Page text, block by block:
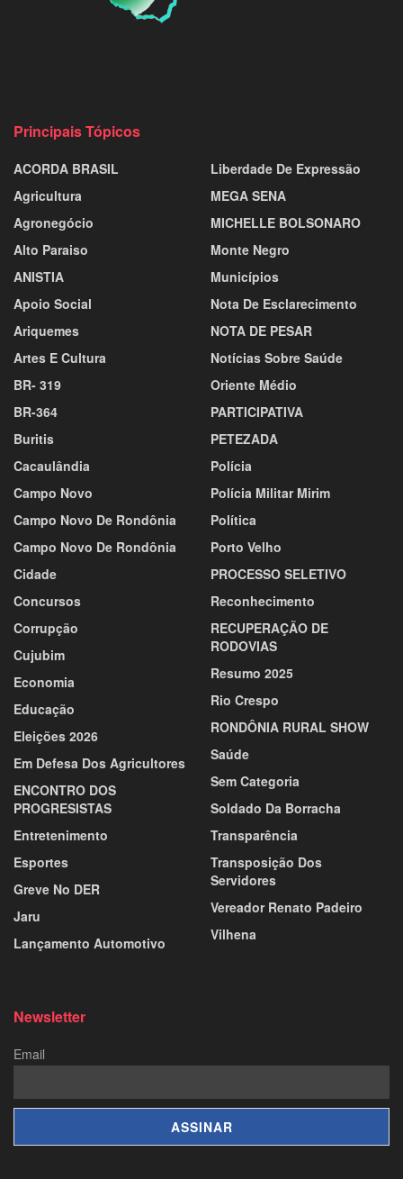
Principais Tópicos
ACORDA BRASIL
Agricultura
Agronegócio
Alto Paraiso
ANISTIA
Apoio Social
Ariquemes
Artes E Cultura
BR- 319
BR-364
Buritis
Cacaulândia
Campo Novo
Campo Novo De Rondônia
Campo Novo De Rondônia
Cidade
Concursos
Corrupção
Cujubim
Economia
Educação
Eleições 2026
Em Defesa Dos Agricultores
ENCONTRO DOS
PROGRESISTAS
Entretenimento
Esportes
Greve No DER
Jaru
Lançamento Automotivo
Liberdade De Expressão
MEGA SENA
MICHELLE BOLSONARO
Monte Negro
Municípios
Nota De Esclarecimento
NOTA DE PESAR
Notícias Sobre Saúde
Oriente Médio
PARTICIPATIVA
PETEZADA
Polícia
Polícia Militar Mirim
Política
Porto Velho
PROCESSO SELETIVO
Reconhecimento
RECUPERAÇÃO DE
RODOVIAS
Resumo 2025
Rio Crespo
RONDÔNIA RURAL SHOW
Saúde
Sem Categoria
Soldado Da Borracha
Transparência
Transposição Dos
Servidores
Vereador Renato Padeiro
Vilhena
Newsletter
Email